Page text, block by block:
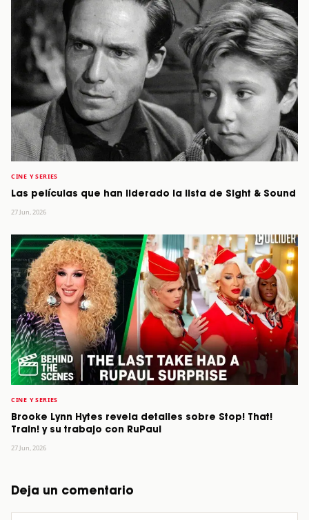
CINE Y SERIES
Las películas que han liderado la lista de Sight & Sound
27 Jun, 2026
CINE Y SERIES
Brooke Lynn Hytes revela detalles sobre Stop! That!
Train! y su trabajo con RuPaul
27 Jun, 2026
Deja un comentario